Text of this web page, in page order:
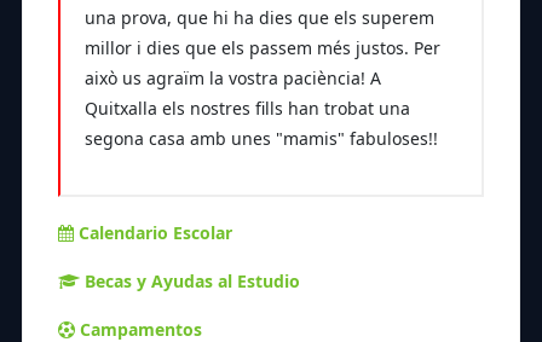
una prova, que hi ha dies que els superem
millor i dies que els passem més justos. Per
això us agraïm la vostra paciència! A
Quitxalla els nostres fills han trobat una
segona casa amb unes "mamis" fabuloses!!
Calendario Escolar
Becas y Ayudas al Estudio
Campamentos